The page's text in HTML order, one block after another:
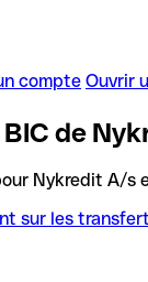
compte Ouvrir
BIC de
Nykredit A/s
sur les